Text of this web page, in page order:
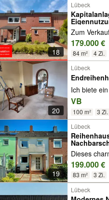
18
Lübeck
Zum
179.000 €
84 m² 4 Zi.
20
Lübeck
Ich biete
VB
100 m² 3 Zi.
19
Lübeck
Dieses
199.000 €
83 m² 3 Zi.
Lübeck